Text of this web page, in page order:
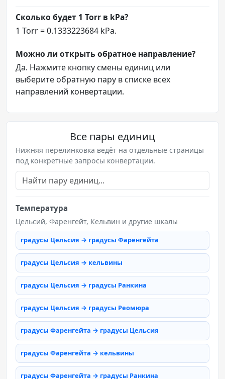
Сколько будет 1 Torr в kPa?
1 Torr = 0.1333223684 kPa.
Можно ли открыть обратное направление?
Да. Нажмите кнопку смены единиц или
выберите обратную пару в списке всех
направлений конвертации.
Все пары единиц
Нижняя перелинковка ведёт на отдельные страницы
под конкретные запросы конвертации.
Температура
Цельсий, Фаренгейт, Кельвин и другие шкалы
градусы Цельсия → градусы Фаренгейта
градусы Цельсия → кельвины
градусы Цельсия → градусы Ранкина
градусы Цельсия → градусы Реомюра
градусы Фаренгейта → градусы Цельсия
градусы Фаренгейта → кельвины
градусы Фаренгейта → градусы Ранкина